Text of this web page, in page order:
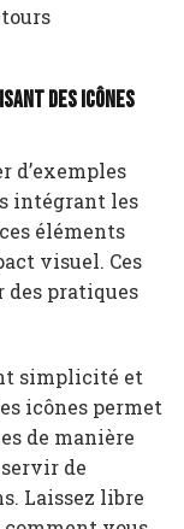
des icônes
d’exemples
intégrant les
éléments
visuel. Ces
des pratiques
simplicité et
icônes permet
de manière
de
Laissez libre